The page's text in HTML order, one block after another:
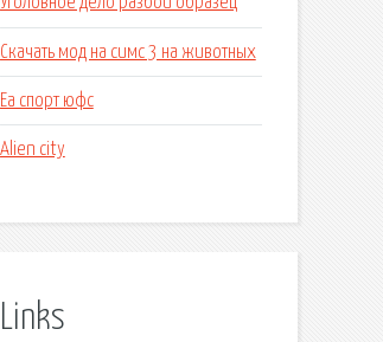
Скачать мод на симс 3 на животных
Еа спорт юфс
Alien city
Links